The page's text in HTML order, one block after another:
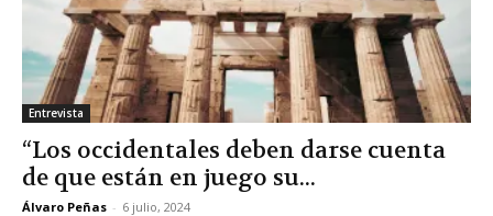
Entrevista
“Los occidentales deben darse cuenta
de que están en juego su...
Álvaro Peñas - 6 julio, 2024